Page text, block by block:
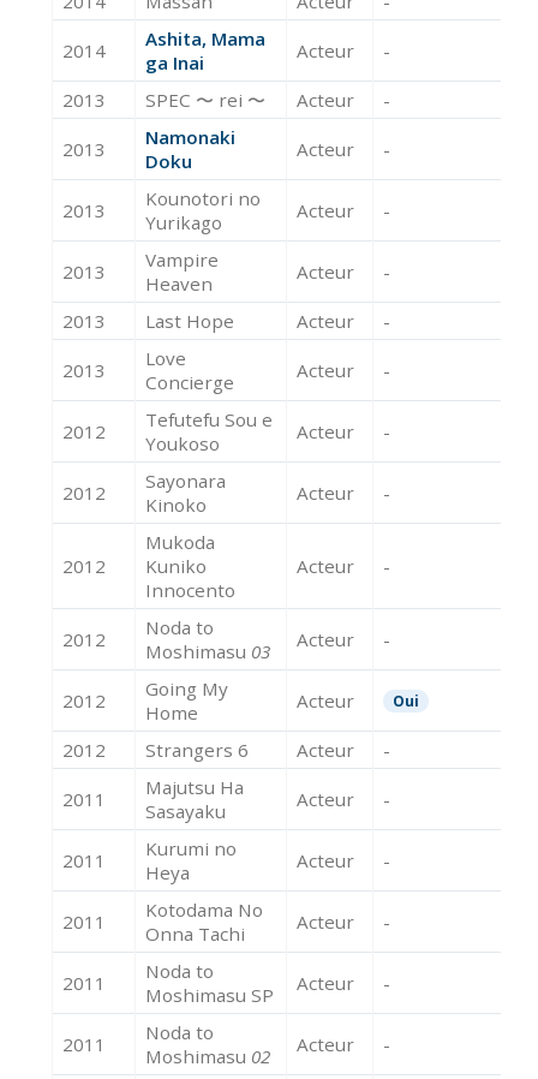
2014
Ashita, Mama
ga Inai
Acteur -
2013 SPEC 〜 rei 〜 Acteur -
2013
Namonaki
Doku
Acteur -
2013
Kounotori no
Yurikago
Acteur -
2013
Vampire
Heaven
Acteur -
2013 Last Hope Acteur -
2013
Love
Concierge
Acteur -
2012
Tefutefu Sou e
Youkoso
Acteur -
2012
Sayonara
Kinoko
Acteur -
2012
Mukoda
Kuniko
Innocento
Acteur -
2012
Noda to
Moshimasu 03 Acteur -
2012
Going My
Home
Acteur Oui
2012 Strangers 6 Acteur -
2011
Majutsu Ha
Sasayaku
Acteur -
2011
Kurumi no
Heya
Acteur -
2011
Kotodama No
Onna Tachi
Acteur -
2011
Noda to
Moshimasu SP
Acteur -
2011
Noda to
Moshimasu 02 Acteur -